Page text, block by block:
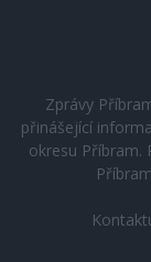
Zprávy
přinášející
okresu Příbram.